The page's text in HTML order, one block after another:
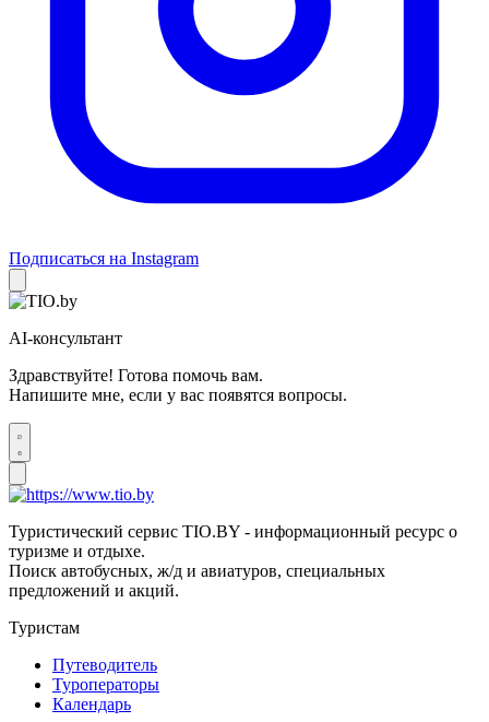
Подписаться на Instagram
AI-консультант
Здравствуйте! Готова помочь вам.
Напишите мне, если у вас появятся вопросы.
Туристический сервис TIO.BY - информационный ресурс о
туризме и отдыхе.
Поиск автобусных, ж/д и авиатуров, специальных
предложений и акций.
Туристам
Путеводитель
Туроператоры
Календарь